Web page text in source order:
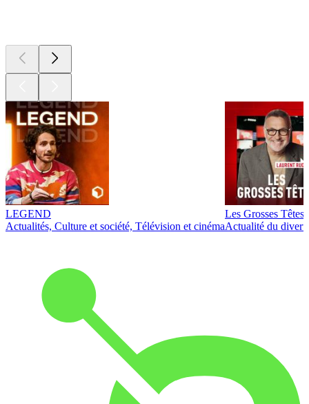
LEGEND
Actualités, Culture et société, Télévision et cinéma
Les Grosses Têtes
Actualité du